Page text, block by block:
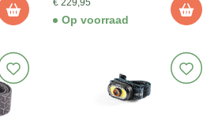
€ 229,95
Op voorraad